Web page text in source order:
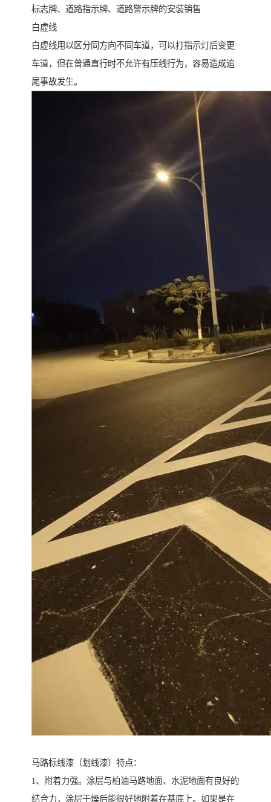
标志牌、道路指示牌、道路警示牌的安装销售
白虚线
白虚线用以区分同方向不同车道，可以打指示灯后变更
车道，但在普通直行时不允许有压线行为，容易造成追
尾事故发生。
马路标线漆（划线漆）特点：
1、附着力强。涂层与柏油马路地面、水泥地面有良好的
结合力，涂层干燥后能很好地附着在基底上。如果是在